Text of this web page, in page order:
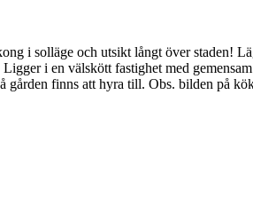
i solläge och utsikt långt över staden!
i en välskött fastighet med
finns att hyra till. Obs. bilden på